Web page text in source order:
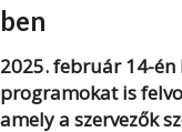
ben
2025. február 14-
programokat is
amely a szervezők